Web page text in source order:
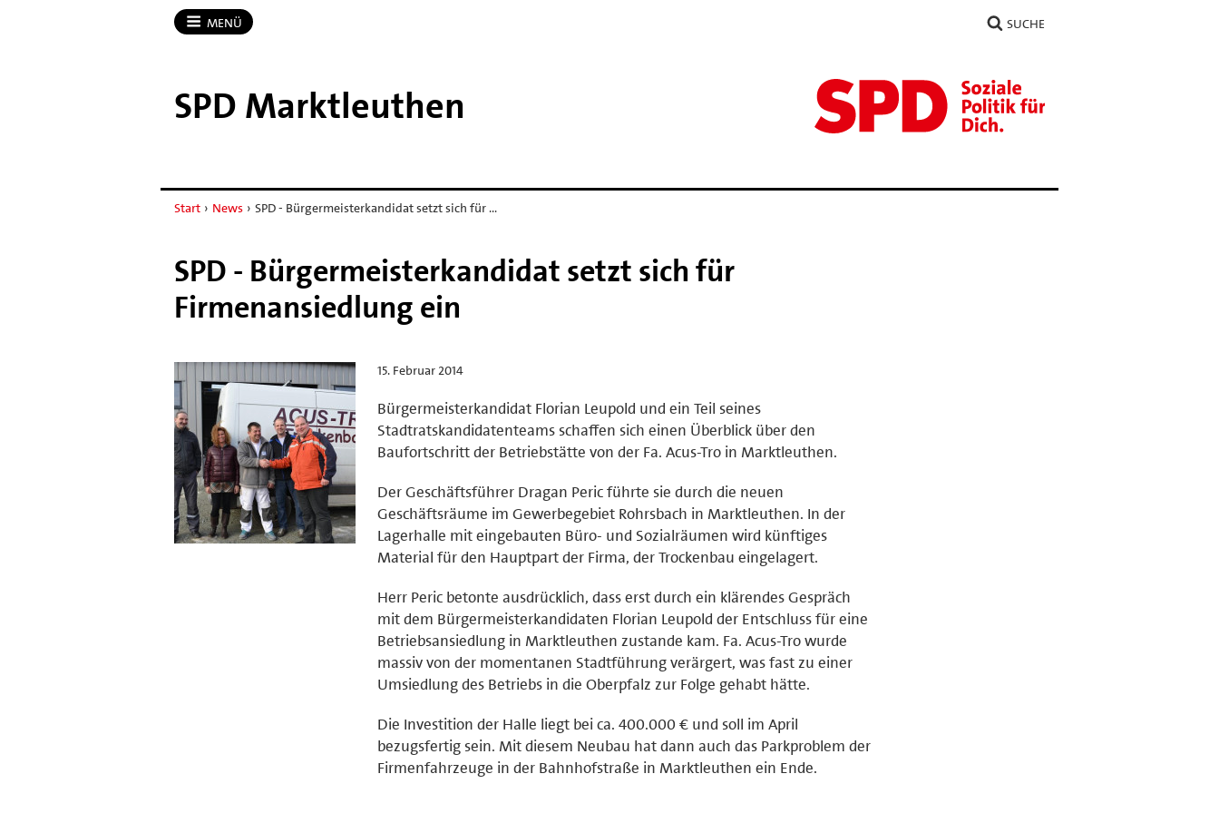
MENÜ SUCHE
SPD Marktleuthen
Start › News › SPD - Bürgermeisterkandidat setzt sich für …
SPD - Bürgermeisterkandidat setzt sich für
Firmenansiedlung ein
15. Februar 2014
Bürgermeisterkandidat Florian Leupold und ein Teil seines
Stadtratskandidatenteams schaffen sich einen Überblick über den
Baufortschritt der Betriebstätte von der Fa. Acus-Tro in Marktleuthen.
Der Geschäftsführer Dragan Peric führte sie durch die neuen
Geschäftsräume im Gewerbegebiet Rohrsbach in Marktleuthen. In der
Lagerhalle mit eingebauten Büro- und Sozialräumen wird künftiges
Material für den Hauptpart der Firma, der Trockenbau eingelagert.
Herr Peric betonte ausdrücklich, dass erst durch ein klärendes Gespräch
mit dem Bürgermeisterkandidaten Florian Leupold der Entschluss für eine
Betriebsansiedlung in Marktleuthen zustande kam. Fa. Acus-Tro wurde
massiv von der momentanen Stadtführung verärgert, was fast zu einer
Umsiedlung des Betriebs in die Oberpfalz zur Folge gehabt hätte.
Die Investition der Halle liegt bei ca. 400.000 € und soll im April
bezugsfertig sein. Mit diesem Neubau hat dann auch das Parkproblem der
Firmenfahrzeuge in der Bahnhofstraße in Marktleuthen ein Ende.